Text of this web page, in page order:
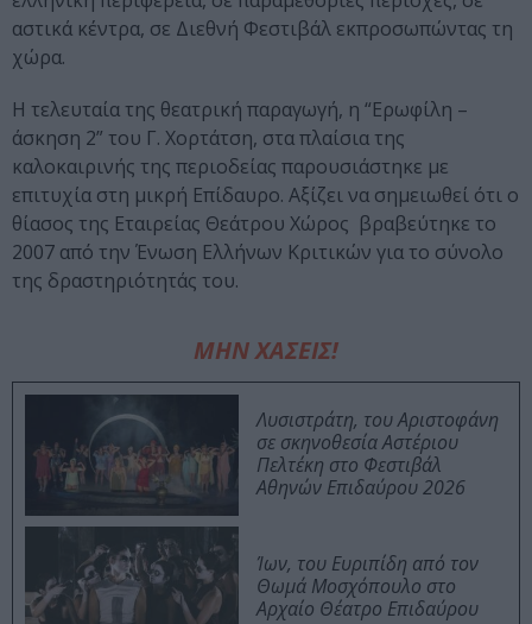
αστικά κέντρα, σε Διεθνή Φεστιβάλ εκπροσωπώντας τη
χώρα.
Η τελευταία της θεατρική παραγωγή, η “Ερωφίλη –
άσκηση 2” του Γ. Χορτάτση, στα πλαίσια της
καλοκαιρινής της περιοδείας παρουσιάστηκε με
επιτυχία στη μικρή Επίδαυρο. Αξίζει να σημειωθεί ότι ο
θίασος της Εταιρείας Θεάτρου Χώρος βραβεύτηκε το
2007 από την Ένωση Ελλήνων Κριτικών για το σύνολο
της δραστηριότητάς του.
ΜΗΝ ΧΑΣΕΙΣ!
Λυσιστράτη, του Αριστοφάνη
σε σκηνοθεσία Αστέριου
Πελτέκη στο Φεστιβάλ
Αθηνών Επιδαύρου 2026
Ίων, του Ευριπίδη από τον
Θωμά Μοσχόπουλο στο
Αρχαίο Θέατρο Επιδαύρου